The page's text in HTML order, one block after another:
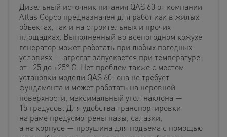
Дизельный источник питания QAS 60 от компании
Atlas Copco предназначен для работ как в жилых
объектах, так и на строительных и прочих
площадках. Выполненный во всепогодном кожухе
генератор может работать при любых погодных
условиях — агрегат запускается при температуре
от −25 до +25° С. Нет проблем также с местом
установки модели QAS 60: она не требует
фундамента и может работать на неровной
поверхности, максимальный угол наклона —
15 градусов. Для удобства транспортировки
на раме предусмотрены пазы, салазки,
а на корпусе — проушина для подъема с помощью